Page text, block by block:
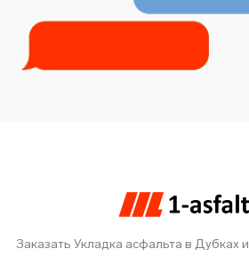
Заказать Укладка асфальта в Дубках